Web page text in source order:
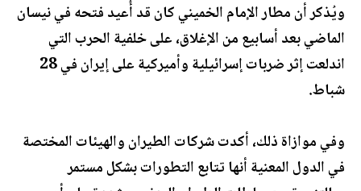
ويُذكر أن مطار الإمام الخميني كان قد أُعيد فتحه في نيسان
الماضي بعد أسابيع من الإغلاق، على خلفية الحرب التي
اندلعت إثر ضربات إسرائيلية وأميركية على إيران في 28
شباط.
وفي موازاة ذلك، أكدت شركات الطيران والهيئات المختصة
في الدول المعنية أنها تتابع التطورات بشكل مستمر